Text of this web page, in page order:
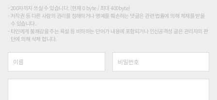
200자까지 쓰실 수 있습니다. (현재 0 byte / 최대 400byte)
저작권 등 다른 사람의 권리를 침해하거나 명예를 훼손하는 댓글은 관련 법률에 의해 제재를 받을
수 있습니다.
타인에게 불쾌감을 주는 욕설 등 비하하는 단어가 내용에 포함되거나 인신공격성 글은 관리자의 판
단에 의해 삭제 합니다.